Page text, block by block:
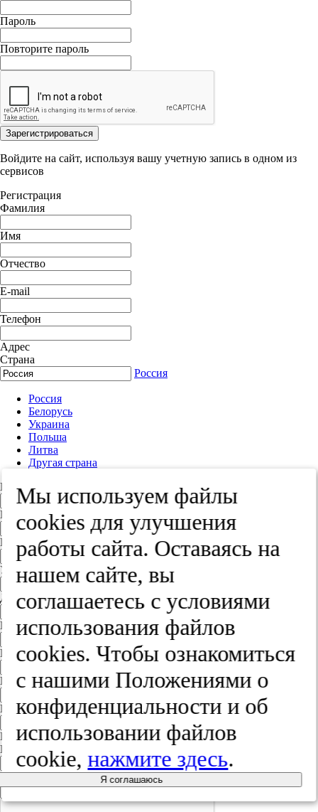
Пароль
Повторите пароль
Зарегистрироваться
Войдите на сайт, используя вашу учетную запись в одном из
сервисов
Регистрация
Фамилия
Имя
Отчество
E-mail
Телефон
Адрес
Страна
Россия
Россия
Белорусь
Украина
Польша
Литва
Другая страна
Индекс
Город
Край
Улица
Дом
Квартира
Название юридического лица
ИНН
КПП
Пароль
Пароль
Повторите пароль
Мы используем файлы
cооkies для улучшения
работы сайта. Оставаясь на
нашем сайте, вы
соглашаетесь с условиями
использования файлов
cооkies. Чтобы ознакомиться
с нашими Положениями о
конфиденциальности и об
использовании файлов
cookie,нажмите здесь.
Я соглашаюсь